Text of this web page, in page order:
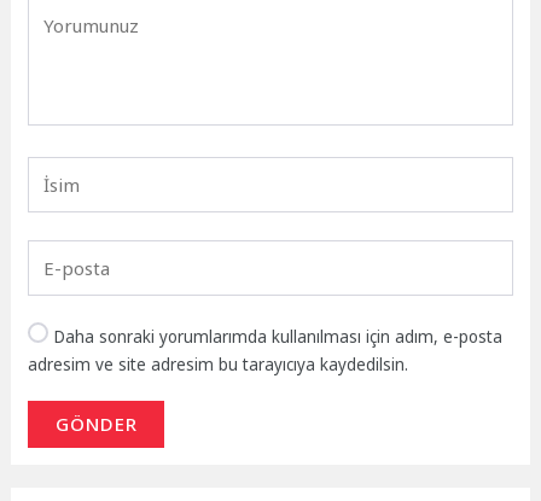
Daha sonraki yorumlarımda kullanılması için adım, e-posta
adresim ve site adresim bu tarayıcıya kaydedilsin.
GÖNDER